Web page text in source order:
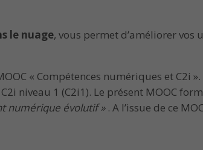
le nuage, vous permet d’améliorer
« Compétences numériques et C2i
niveau 1 (C2i1). Le présent MOOC
numérique évolutif ». A l’issue de ce